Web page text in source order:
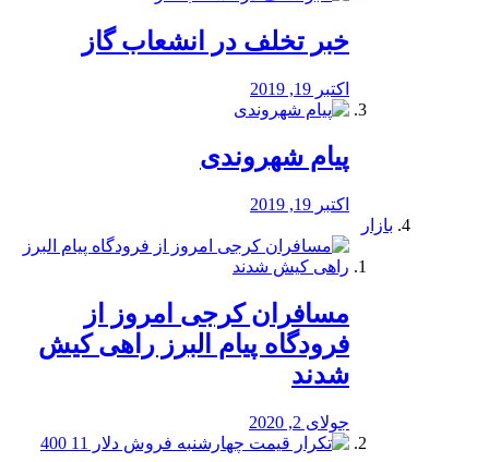
خبر تخلف در انشعاب گاز
اکتبر 19, 2019
پیام شهروندی
اکتبر 19, 2019
بازار
مسافران کرجی امروز از
فرودگاه پیام البرز راهی کیش
شدند
جولای 2, 2020